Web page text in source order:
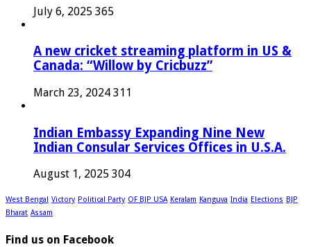
July 6, 2025 365
A new cricket streaming platform in US &
Canada: “Willow by Cricbuzz”
March 23, 2024 311
Indian Embassy Expanding Nine New
Indian Consular Services Offices in U.S.A.
August 1, 2025 304
West Bengal Victory Political Party OF BJP USA Keralam Kanguva India Elections BJP
Bharat Assam
Find us on Facebook